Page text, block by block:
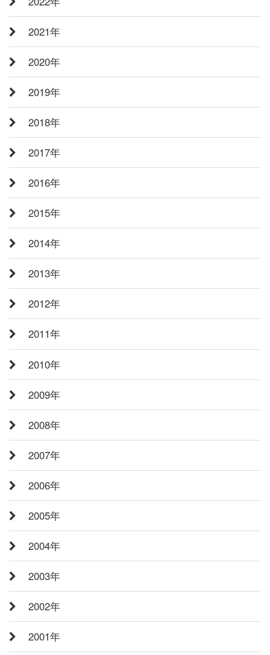
2021年
2020年
2019年
2018年
2017年
2016年
2015年
2014年
2013年
2012年
2011年
2010年
2009年
2008年
2007年
2006年
2005年
2004年
2003年
2002年
2001年